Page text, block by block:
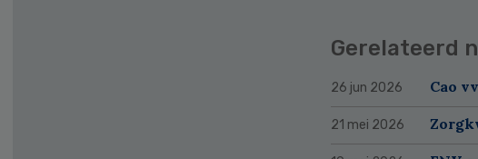
Gerelateerd
26 jun 2026 Cao
21 mei 2026